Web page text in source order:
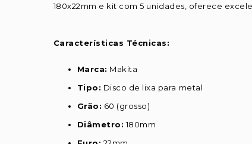
180x22mm e kit com 5 unidades, oferece
Características Técnicas:
Marca: Makita
Tipo: Disco de lixa para metal
Grão: 60 (grosso)
Diâmetro: 180mm